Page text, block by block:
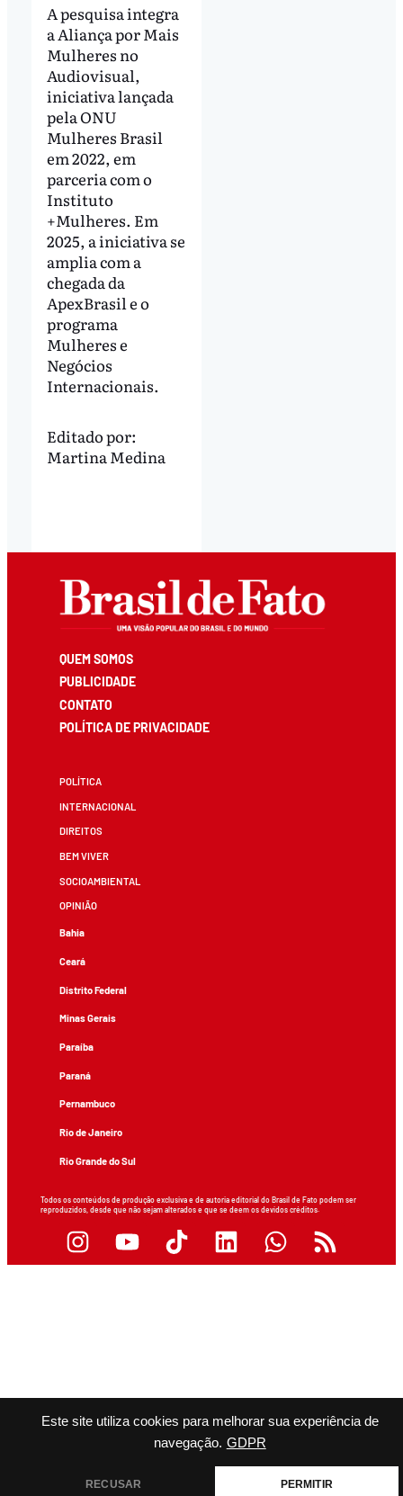
Este site utiliza cookies para melhorar sua experiência de
navegação. GDPR
RECUSAR PERMITIR
A pesquisa integra
a Aliança por Mais
Mulheres no
Audiovisual,
iniciativa lançada
pela ONU
Mulheres Brasil
em 2022, em
parceria com o
Instituto
+Mulheres. Em
2025, a iniciativa se
amplia com a
chegada da
ApexBrasil e o
programa
Mulheres e
Negócios
Internacionais.
Editado por:
Martina Medina
QUEM SOMOS
PUBLICIDADE
CONTATO
POLÍTICA DE PRIVACIDADE
POLÍTICA
INTERNACIONAL
DIREITOS
BEM VIVER
SOCIOAMBIENTAL
OPINIÃO
Bahia
Ceará
Distrito Federal
Minas Gerais
Paraíba
Paraná
Pernambuco
Rio de Janeiro
Rio Grande do Sul
Todos os conteúdos de produção exclusiva e de autoria editorial do Brasil de Fato podem ser
reproduzidos, desde que não sejam alterados e que se deem os devidos créditos.